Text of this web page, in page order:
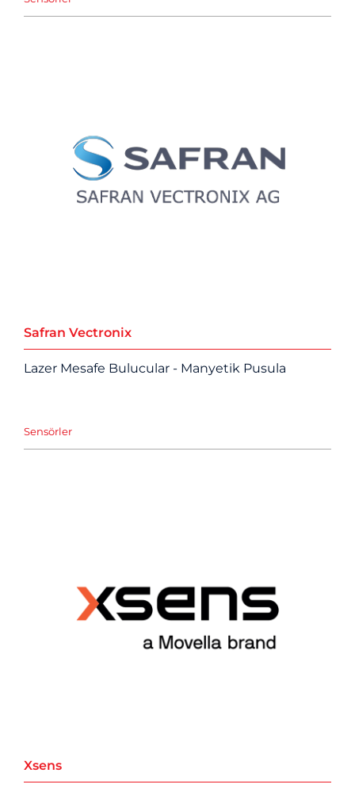
Safran Vectronix
Lazer Mesafe Bulucular - Manyetik Pusula
Sensörler
Xsens